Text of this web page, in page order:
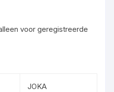
voor geregistreerde
JOKA